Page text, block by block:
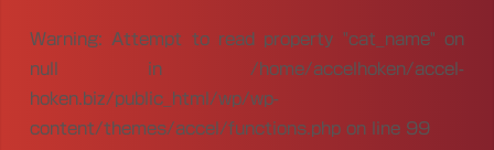
Warning: Attempt to read property "cat_name" on
null in /home/accelhoken/accel-
hoken.biz/public_html/wp/wp-
content/themes/accel/functions.php on line 99